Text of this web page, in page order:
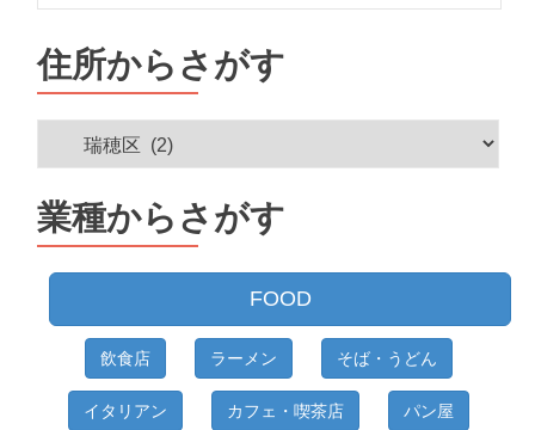
住所からさがす
ら
さ
が
業種からさがす
FOOD
飲食店 ラーメン そば・うどん
イタリアン カフェ・喫茶店 パン屋